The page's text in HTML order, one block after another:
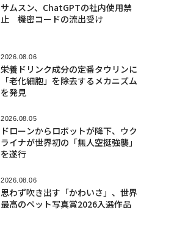
サムスン、ChatGPTの社内使用禁
止 機密コードの流出受け
2026.08.06
栄養ドリンク成分の定番タウリンに
「老化細胞」を除去するメカニズム
を発見
2026.08.05
ドローンからロボットが降下、ウク
ライナが世界初の「無人空挺強襲」
を遂行
2026.08.06
思わず吹き出す「かわいさ」、世界
最高のペット写真賞2026入選作品